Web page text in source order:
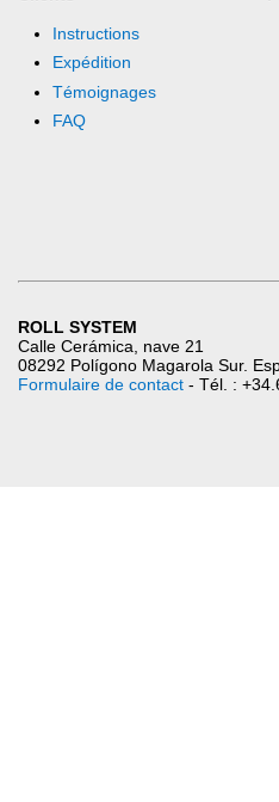
Instructions
Expédition
Témoignages
FAQ
ROLL SYSTEM
Calle Cerámica, nave 21
08292 Polígono Magarola Sur.
Formulaire de contact- Tél. :